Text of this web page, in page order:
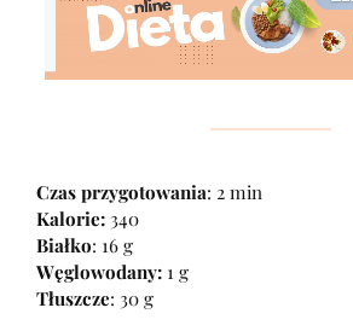
Czas przygotowania: 2 min
Kalorie: 340
Białko: 16 g
Węglowodany: 1 g
Tłuszcze: 30 g